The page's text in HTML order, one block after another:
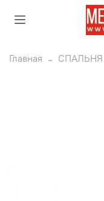
Главная СПАЛЬНЯ